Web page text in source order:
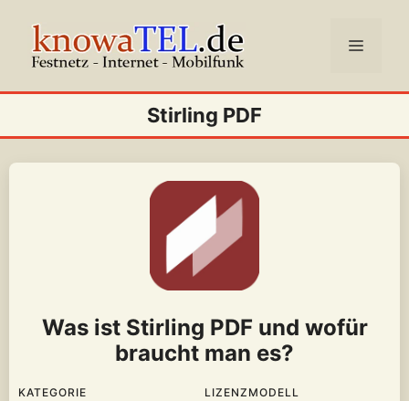
Inhalt
springen
Menü
Stirling PDF
Was ist Stirling PDF und wofür
braucht man es?
KATEGORIE LIZENZMODELL